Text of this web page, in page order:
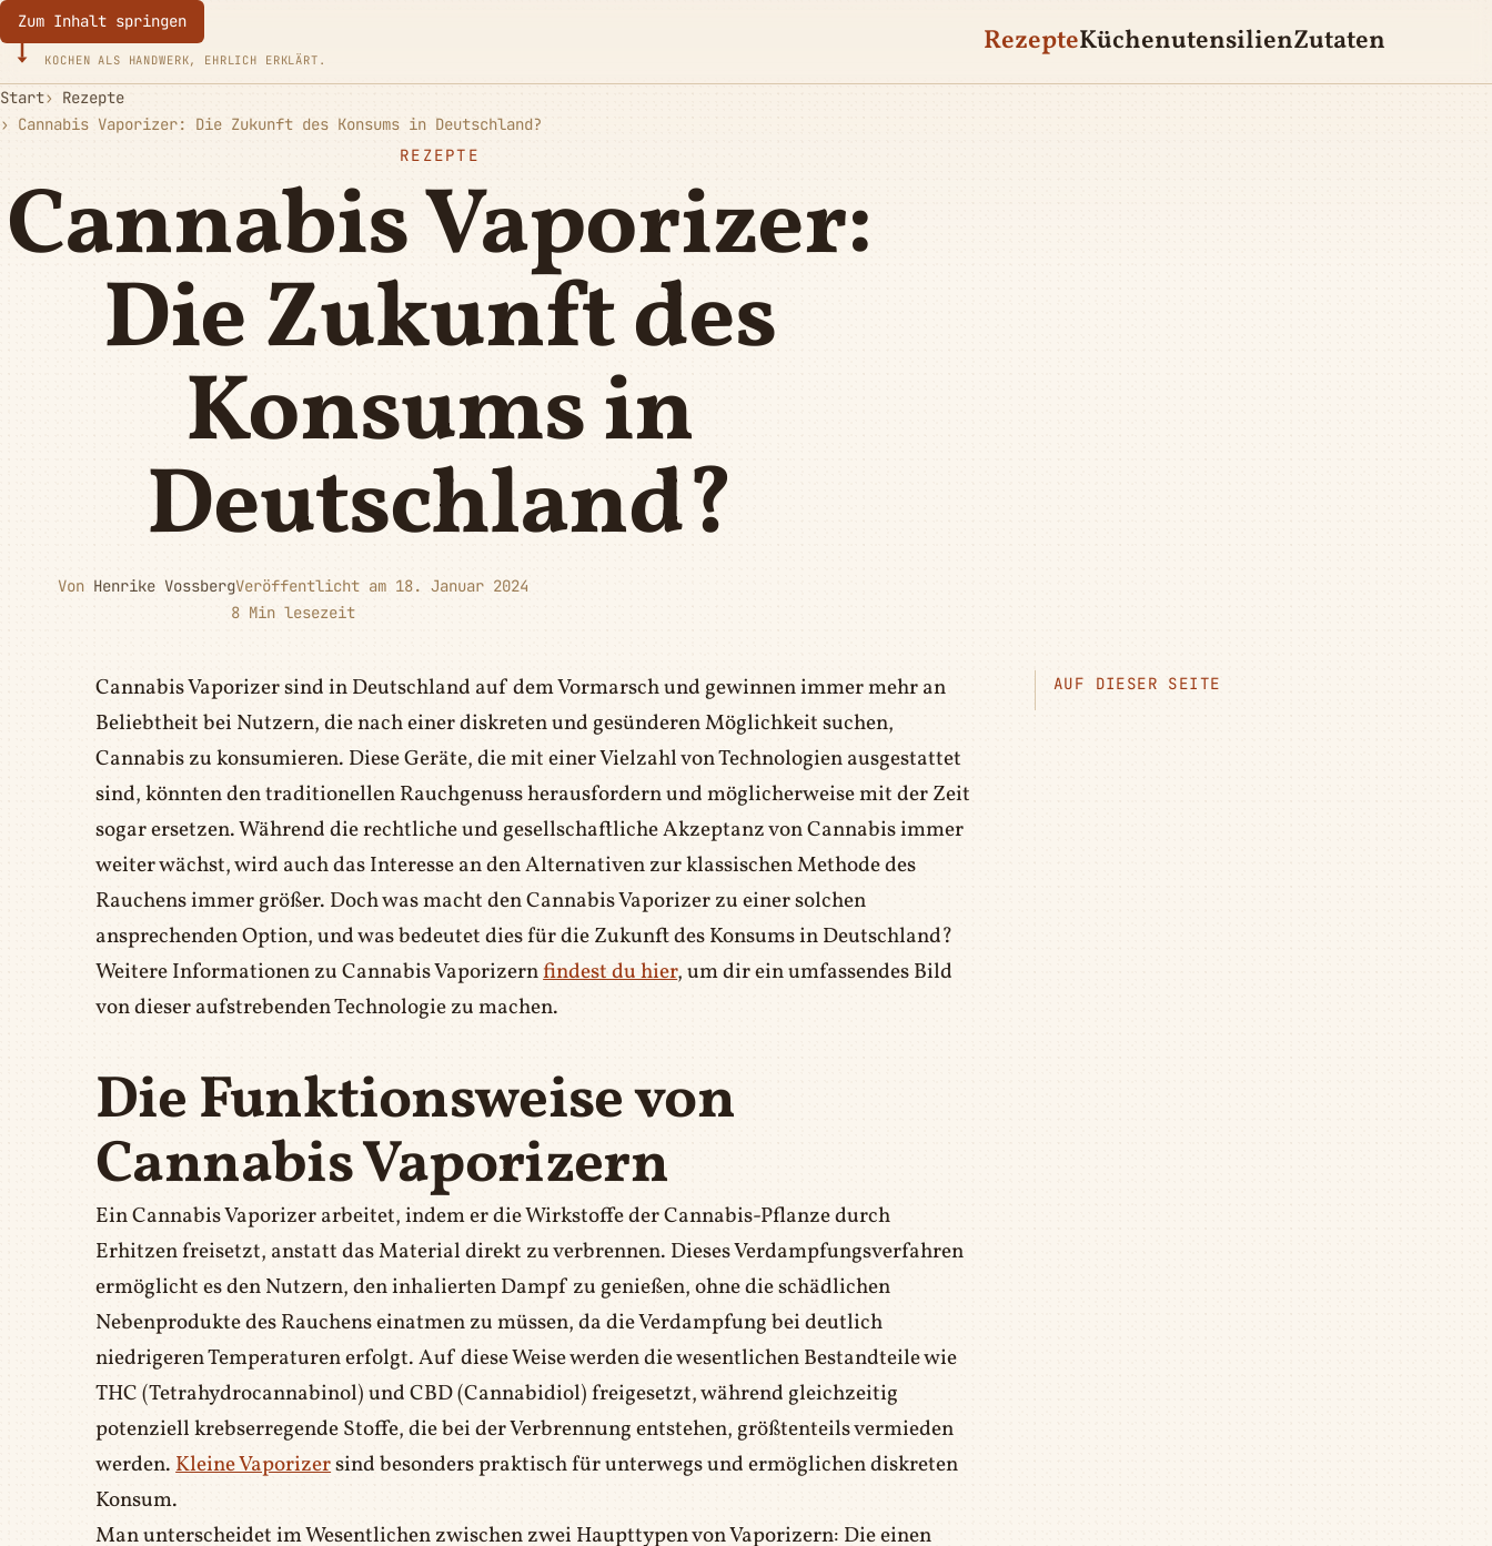
Zum Inhalt springen
Eurotoques
KOCHEN ALS HANDWERK, EHRLICH ERKLÄRT.
RezepteKüchenutensilienZutaten
Start
Rezepte
Cannabis Vaporizer: Die Zukunft des Konsums in Deutschland?
REZEPTE
Cannabis Vaporizer:
Die Zukunft des
Konsums in
Deutschland?
Von Henrike VossbergVeröffentlicht am 18. Januar 2024
8 Min lesezeit
Cannabis Vaporizer sind in Deutschland auf dem Vormarsch und gewinnen immer mehr an
Beliebtheit bei Nutzern, die nach einer diskreten und gesünderen Möglichkeit suchen,
Cannabis zu konsumieren. Diese Geräte, die mit einer Vielzahl von Technologien ausgestattet
sind, könnten den traditionellen Rauchgenuss herausfordern und möglicherweise mit der Zeit
sogar ersetzen. Während die rechtliche und gesellschaftliche Akzeptanz von Cannabis immer
weiter wächst, wird auch das Interesse an den Alternativen zur klassischen Methode des
Rauchens immer größer. Doch was macht den Cannabis Vaporizer zu einer solchen
ansprechenden Option, und was bedeutet dies für die Zukunft des Konsums in Deutschland?
Weitere Informationen zu Cannabis Vaporizernfindest du hier, um dir ein umfassendes Bild
von dieser aufstrebenden Technologie zu machen.
Die Funktionsweise von
Cannabis Vaporizern
Ein Cannabis Vaporizer arbeitet, indem er die Wirkstoffe der Cannabis-Pflanze durch
Erhitzen freisetzt, anstatt das Material direkt zu verbrennen. Dieses Verdampfungsverfahren
ermöglicht es den Nutzern, den inhalierten Dampf zu genießen, ohne die schädlichen
Nebenprodukte des Rauchens einatmen zu müssen, da die Verdampfung bei deutlich
niedrigeren Temperaturen erfolgt. Auf diese Weise werden die wesentlichen Bestandteile wie
THC (Tetrahydrocannabinol) und CBD (Cannabidiol) freigesetzt, während gleichzeitig
potenziell krebserregende Stoffe, die bei der Verbrennung entstehen, größtenteils vermieden
werden.Kleine Vaporizersind besonders praktisch für unterwegs und ermöglichen diskreten
Konsum.
Man unterscheidet im Wesentlichen zwischen zwei Haupttypen von Vaporizern: Die einen
AUF DIESER SEITE